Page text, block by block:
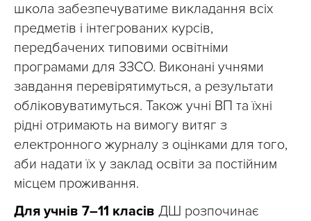
школа забезпечуватиме викладання всіх
предметів і інтегрованих курсів,
передбачених типовими освітніми
програмами для ЗЗСО. Виконані учнями
завдання перевірятимуться, а результати
обліковуватимуться. Також учні ВП та їхні
рідні отримають на вимогу витяг з
електронного журналу з оцінками для того,
аби надати їх у заклад освіти за постійним
місцем проживання.
Для учнів 7–11 класів ДШ розпочинає